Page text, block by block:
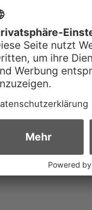
Von hier.